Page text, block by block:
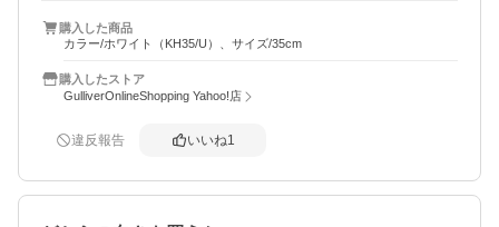
作りは非常に丈夫な感じがしますし、シンプルなデザイン
が気に入っています。
たかがハンガー、されどハンガーだなと改めて実感しま
す。
購入した商品
カラー/ホワイト（KH35/U）、サイズ/35cm
購入したストア
GulliverOnlineShopping Yahoo!店
違反報告 いいね1